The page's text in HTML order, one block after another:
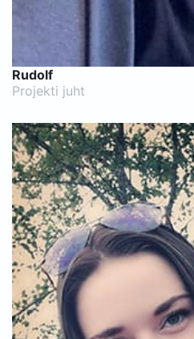
Rudolf
Projekti juht